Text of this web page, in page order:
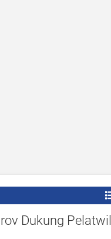
Dukung Pelatwil